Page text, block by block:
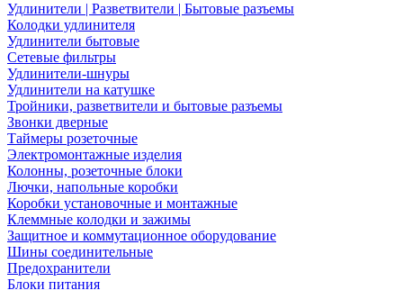
Удлинители | Разветвители | Бытовые разъемы
Колодки удлинителя
Удлинители бытовые
Сетевые фильтры
Удлинители-шнуры
Удлинители на катушке
Тройники, разветвители и бытовые разъемы
Звонки дверные
Таймеры розеточные
Электромонтажные изделия
Колонны, розеточные блоки
Лючки, напольные коробки
Коробки установочные и монтажные
Клеммные колодки и зажимы
Защитное и коммутационное оборудование
Шины соединительные
Предохранители
Блоки питания